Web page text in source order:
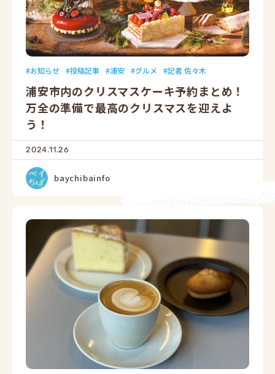
お知らせ 投稿記事 浦安 グルメ 記者 佐々木
浦安市内のクリスマスケーキ予約まとめ！
万全の準備で最高のクリスマスを迎えよ
う！
2024.11.26
baychibainfo